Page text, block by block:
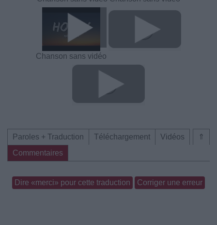
Chanson sans vidéo
⇑
Paroles + Traduction Téléchargement
Vidéos
Commentaires
Dire «merci» pour cette traduction Corriger une erreur